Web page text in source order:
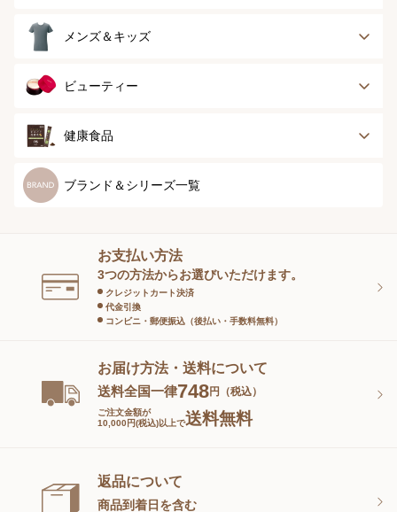
ランジェリー
イツ
スポーツ
アウター
グッズ
メンズ＆キッズ
メンズトップ
メンズソックス
ビューティー
スキンケア
スペシャルケア
スキンケアグッズ
健康食品
健康食品
ブランド＆シリーズ一覧
お支払い方法
3つの方法からお選びいただけます。
クレジットカート決済
代金引換
コンビニ・郵便振込（後払い・手数料無料）
お届け方法・送料について
送料全国一律748円（税込）
ご注文金額が
10,000円(税込)以上で送料無料
返品について
商品到着日を含む